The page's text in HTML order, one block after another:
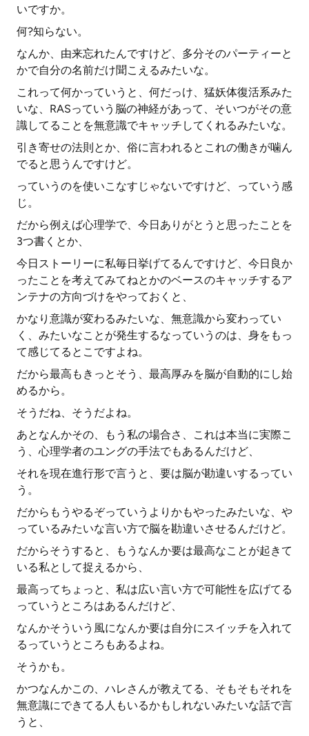
いですか。
何?知らない。
なんか、由来忘れたんですけど、多分そのパーティーと
かで自分の名前だけ聞こえるみたいな。
これって何かっていうと、何だっけ、猛妖体復活系みた
いな、RASっていう脳の神経があって、そいつがその意
識してることを無意識でキャッチしてくれるみたいな。
引き寄せの法則とか、俗に言われるとこれの働きが噛ん
でると思うんですけど。
っていうのを使いこなすじゃないですけど、っていう感
じ。
だから例えば心理学で、今日ありがとうと思ったことを
3つ書くとか、
今日ストーリーに私毎日挙げてるんですけど、今日良か
ったことを考えてみてねとかのベースのキャッチするア
ンテナの方向づけをやっておくと、
かなり意識が変わるみたいな、無意識から変わってい
く、みたいなことが発生するなっていうのは、身をもっ
て感じてるとこですよね。
だから最高もきっとそう、最高厚みを脳が自動的にし始
めるから。
そうだね、そうだよね。
あとなんかその、もう私の場合さ、これは本当に実際こ
う、心理学者のユングの手法でもあるんだけど、
それを現在進行形で言うと、要は脳が勘違いするってい
う。
だからもうやるぞっていうよりかもやったみたいな、や
っているみたいな言い方で脳を勘違いさせるんだけど。
だからそうすると、もうなんか要は最高なことが起きて
いる私として捉えるから、
最高ってちょっと、私は広い言い方で可能性を広げてる
っていうところはあるんだけど、
なんかそういう風になんか要は自分にスイッチを入れて
るっていうところもあるよね。
そうかも。
かつなんかこの、ハレさんが教えてる、そもそもそれを
無意識にできてる人もいるかもしれないみたいな話で言
うと、